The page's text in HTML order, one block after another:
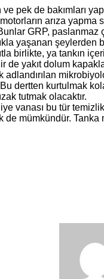
de bakımları
arıza
GRP,
yaşanan şeylerden
birlikte, ya tankın
de yakıt dolum
dertten kurtulmak
tutmak olacaktır.
vanası bu tür
mümkündür.